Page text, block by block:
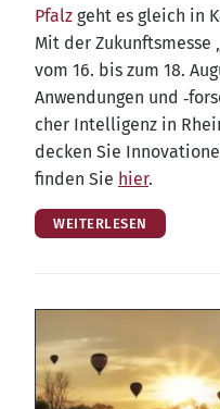
Pfalz geht es gleich in
Mit der Zukunfts­mes­se
vom 16. bis zum 18.
Anwen­dun­gen und
cher Intel­li­genz in
de­cken Sie
fin­den Sie hier.
WEITERLESEN